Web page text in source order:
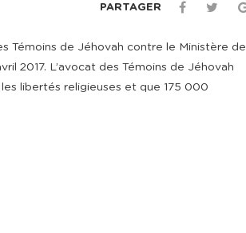
PARTAGER
Témoins de Jéhovah contre le Ministère de
2017. L’avocat des Témoins de Jéhovah
libertés religieuses et que 175 000